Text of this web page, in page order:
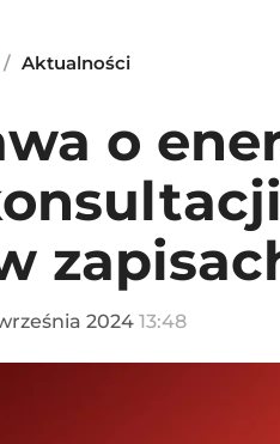
/ Aktualności
o
2024 13:48